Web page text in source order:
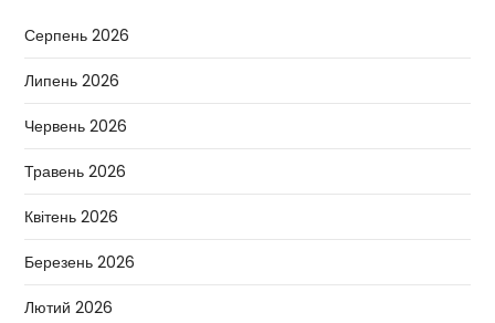
Серпень 2026
Липень 2026
Червень 2026
Травень 2026
Квітень 2026
Березень 2026
Лютий 2026